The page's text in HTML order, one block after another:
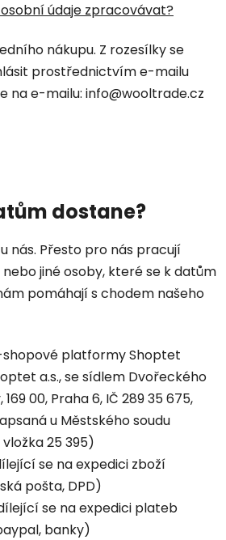
údaje zpracovávat?
nákupu. Z rozesílky se
prostřednictvím e-mailu
na e-mailu: info@wooltrade.cz
dostane?
nás. Přesto pro nás pracují
jiné osoby, které se k datům
pomáhají s chodem našeho
platformy Shoptet
a.s., se sídlem Dvořeckého
00, Praha 6, IČ 289 35 675,
u Městského soudu
25 395)
se na expedici zboží
pošta, DPD)
se na expedici plateb
banky)